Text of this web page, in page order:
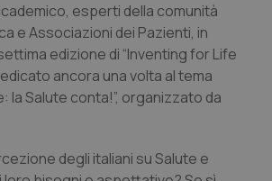
di Bolzano
di Trento
& Scompenso
esperti della comunità
e Associazioni dei Pazienti, in
edizione di “Inventing for Life
ancora una volta al tema
la Salute conta!”, organizzato da
degli italiani su Salute e